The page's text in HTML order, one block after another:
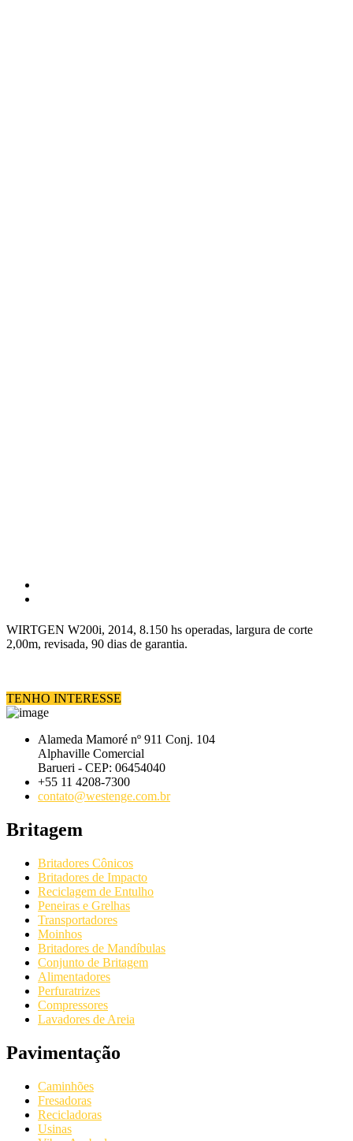
WIRTGEN W200i, 2014, 8.150 hs operadas, largura de corte
2,00m, revisada, 90 dias de garantia.
TENHO INTERESSE
Alameda Mamoré nº 911 Conj. 104
Alphaville Comercial
Barueri - CEP: 06454040
+55 11 4208-7300
contato@westenge.com.br
Britagem
Britadores Cônicos
Britadores de Impacto
Reciclagem de Entulho
Peneiras e Grelhas
Transportadores
Moinhos
Britadores de Mandíbulas
Conjunto de Britagem
Alimentadores
Perfuratrizes
Compressores
Lavadores de Areia
Pavimentação
Caminhões
Fresadoras
Recicladoras
Usinas